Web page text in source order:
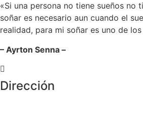
«Si una persona no tiene sueños no
soñar es necesario aun cuando el
realidad, para mi soñar es uno de
– Ayrton Senna –
Dirección